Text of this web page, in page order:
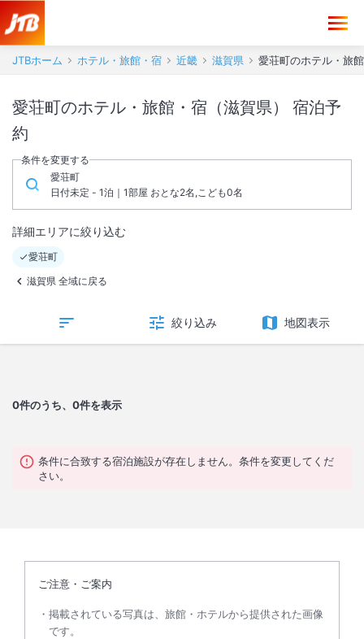
JTBホーム ホテル・旅館・宿 近畿 滋賀県 愛荘町のホテル・旅
愛荘町のホテル・旅館・宿（滋賀県） 宿泊予
約
条件を変更する
愛荘町
日付未定 - 1泊｜1部屋 おとな2名,こども0名
詳細エリアに絞り込む
愛荘町
滋賀県 全域に戻る
絞り込み 地図表示
0件のうち、0件を表示
条件に合致する宿泊施設が存在しません。条件を変更してくだ
さい。
ご注意・ご案内
掲載されている写真は、旅館・ホテルから提供された画像
です。